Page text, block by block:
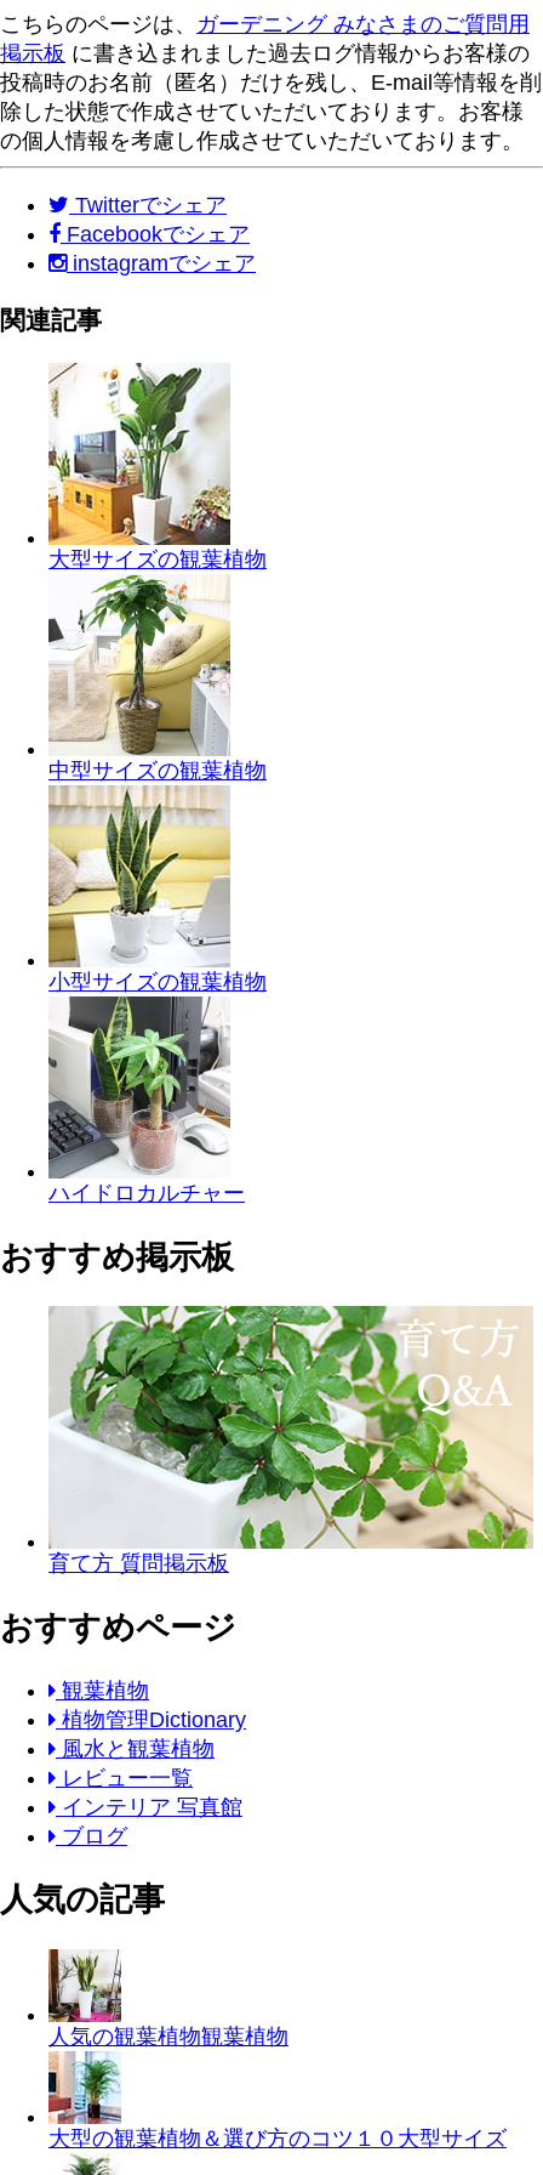
こちらのページは、 ガーデニング みなさまのご質問用
掲示板 に書き込まれました過去ログ情報からお客様の
投稿時のお名前（匿名）だけを残し、E-mail等情報を削
除した状態で作成させていただいております。お客様
の個人情報を考慮し作成させていただいております。
Twitterでシェア
Facebookでシェア
instagramでシェア
関連記事
大型サイズの観葉植物
中型サイズの観葉植物
小型サイズの観葉植物
ハイドロカルチャー
おすすめ掲示板
育て方 質問掲示板
おすすめページ
観葉植物
植物管理Dictionary
風水と観葉植物
レビュー一覧
インテリア 写真館
ブログ
人気の記事
人気の観葉植物観葉植物
大型の観葉植物＆選び方のコツ１０ 大型サイズ